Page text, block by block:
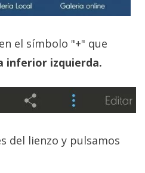
el símbolo "+" que
inferior izquierda.
del lienzo y pulsamos